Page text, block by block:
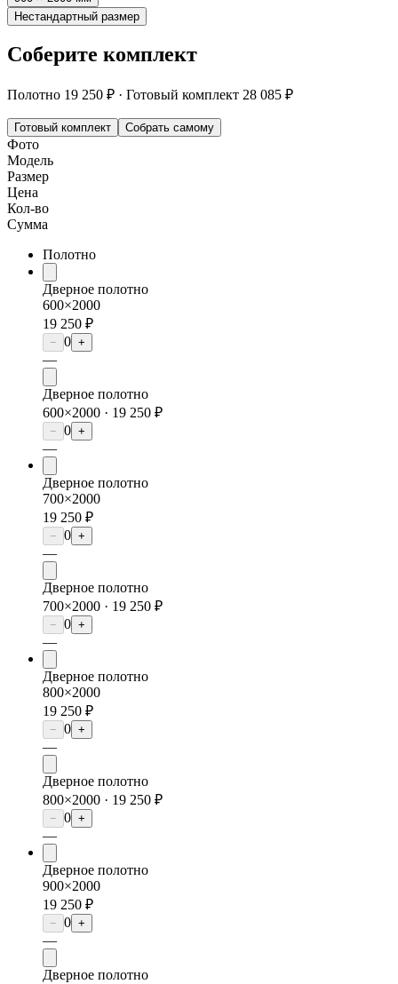
Нестандартный размер
Соберите комплект
Полотно 19 250 ₽ · Готовый комплект 28 085 ₽
Готовый комплект Собрать самому
Фото
Модель
Размер
Цена
Кол-во
Сумма
Полотно
Дверное полотно
600×2000
19 250 ₽
− 0 +
—
Дверное полотно
600×2000 · 19 250 ₽
− 0 +
—
Дверное полотно
700×2000
19 250 ₽
− 0 +
—
Дверное полотно
700×2000 · 19 250 ₽
− 0 +
—
Дверное полотно
800×2000
19 250 ₽
− 0 +
—
Дверное полотно
800×2000 · 19 250 ₽
− 0 +
—
Дверное полотно
900×2000
19 250 ₽
− 0 +
—
Дверное полотно